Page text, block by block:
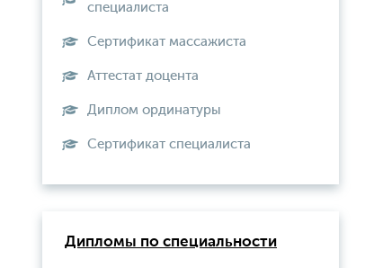
специалиста
Сертификат массажиста
Аттестат доцента
Диплом ординатуры
Сертификат специалиста
Дипломы по специальности